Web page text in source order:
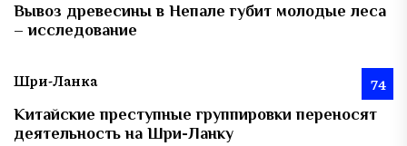
Вывоз древесины в Непале губит молодые леса
– исследование
Шри-Ланка 74
Китайские преступные группировки переносят
деятельность на Шри-Ланку